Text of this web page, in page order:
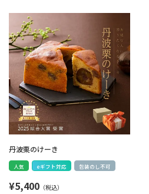
丹波栗のけーき
人気 eギフト対応 包装のし不可
¥5,400